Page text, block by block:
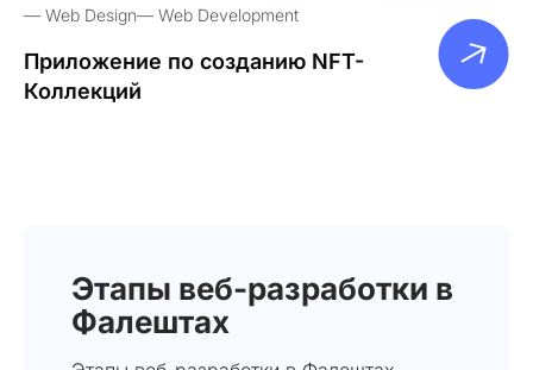
Web Design Web Development
Приложение по созданию NFT-
Коллекций
Этапы веб-разработки в
Фалештах